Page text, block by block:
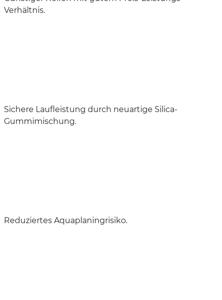
Verhältnis.
Sichere Laufleistung durch neuartige Silica-
Gummimischung.
Reduziertes Aquaplaningrisiko.